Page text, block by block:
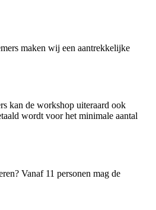
maken wij een aantrekkelijke
kan de workshop uiteraard ook
wordt voor het minimale aantal
Vanaf 11 personen mag de